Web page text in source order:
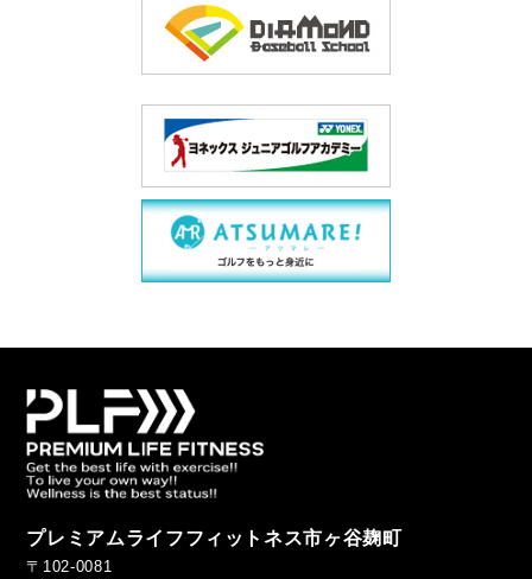
プレミアムライフフィットネス市ヶ谷麹町
〒102-0081